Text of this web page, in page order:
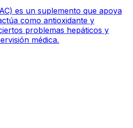
es un suplemento que apoya
como antioxidante y
problemas hepáticos y
médica.